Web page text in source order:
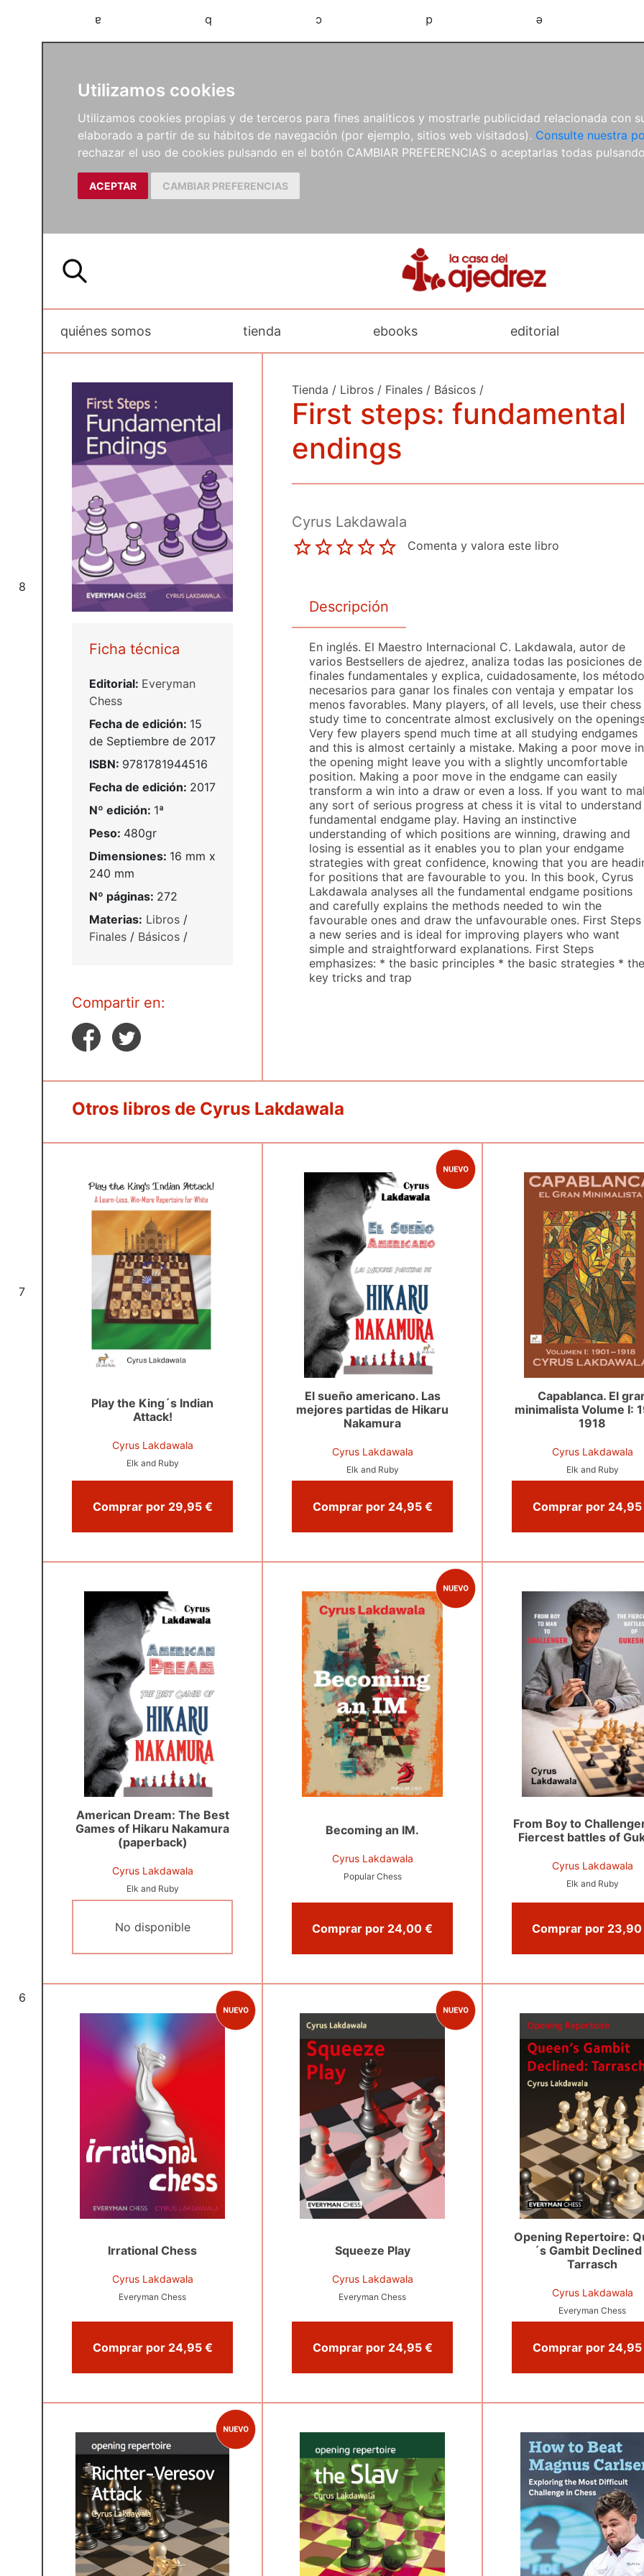
Utilizamos cookies
Utilizamos cookies propias y de terceros para fines analíticos y mostrarle publicidad relacionada con
elaborado a partir de su hábitos de navegación (por ejemplo, sitios web visitados). Consulte nuestra
rechazar el uso de cookies pulsando en el botón CAMBIAR PREFERENCIAS o aceptarlas todas
ACEPTAR CAMBIAR PREFERENCIAS
a b c d e
8
7
6
quiénes somos tienda ebooks editorial
Ficha técnica
Editorial: Everyman
Chess
Fecha de edición: 15
de Septiembre de 2017
ISBN: 9781781944516
Fecha de edición: 2017
Nº edición: 1ª
Peso: 480gr
Dimensiones: 16 mm x
240 mm
Nº páginas: 272
Materias: Libros /
Finales / Básicos /
Compartir en:
Tienda / Libros / Finales / Básicos /
First steps: fundamental
endings
Cyrus Lakdawala
Comenta y valora este libro
Descripción
En inglés. El Maestro Internacional C. Lakdawala, autor de
varios Bestsellers de ajedrez, analiza todas las posiciones de
finales fundamentales y explica, cuidadosamente, los
necesarios para ganar los finales con ventaja y empatar los
menos favorables. Many players, of all levels, use their chess
study time to concentrate almost exclusively on the
Very few players spend much time at all studying endgames
and this is almost certainly a mistake. Making a poor move in
the opening might leave you with a slightly uncomfortable
position. Making a poor move in the endgame can easily
transform a win into a draw or even a loss. If you want to
any sort of serious progress at chess it is vital to understand
fundamental endgame play. Having an instinctive
understanding of which positions are winning, drawing and
losing is essential as it enables you to plan your endgame
strategies with great confidence, knowing that you are
for positions that are favourable to you. In this book, Cyrus
Lakdawala analyses all the fundamental endgame positions
and carefully explains the methods needed to win the
favourable ones and draw the unfavourable ones. First Steps
a new series and is ideal for improving players who want
simple and straightforward explanations. First Steps
emphasizes: * the basic principles * the basic strategies * the
key tricks and trap
Otros libros de Cyrus Lakdawala
Play the King´s Indian
Attack!
Cyrus Lakdawala
Elk and Ruby
Comprar por 29,95 €
El sueño americano. Las
mejores partidas de Hikaru
Nakamura
Cyrus Lakdawala
Elk and Ruby
Comprar por 24,95 €
Capablanca. El
minimalista Volume I:
1918
Cyrus Lakdawala
Elk and Ruby
American Dream: The Best
Games of Hikaru Nakamura
(paperback)
Cyrus Lakdawala
Elk and Ruby
No disponible
Becoming an IM.
Cyrus Lakdawala
Popular Chess
Comprar por 24,00 €
From Boy to
Fiercest battles of
Cyrus Lakdawala
Elk and Ruby
Irrational Chess
Cyrus Lakdawala
Everyman Chess
Comprar por 24,95 €
Squeeze Play
Cyrus Lakdawala
Everyman Chess
Comprar por 24,95 €
Opening Repertoire:
´s Gambit
Tarrasch
Cyrus Lakdawala
Everyman Chess